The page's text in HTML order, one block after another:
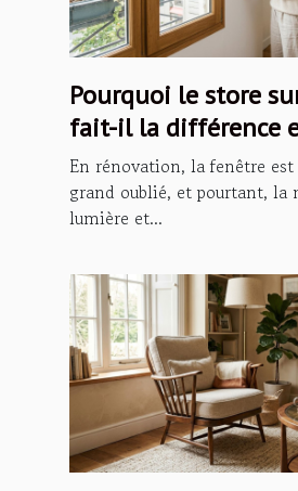
Pourquoi le store
fait-il la différence
rénovation ?
En rénovation, la fenêtre
grand oublié, et pourtant, la
lumière et...